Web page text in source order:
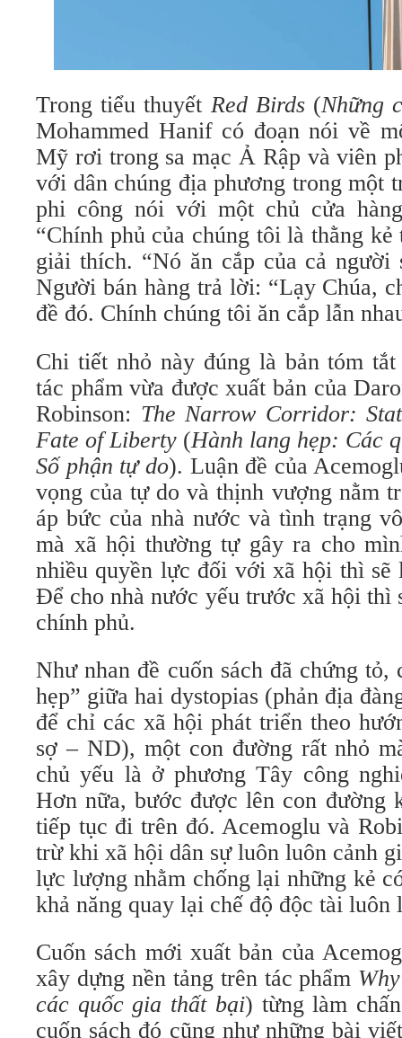
Trong tiểu thuyết Red Birds (Những
Mohammed Hanif có đoạn nói về
Mỹ rơi trong sa mạc Ả Rập và viên
với dân chúng địa phương trong một
phi công nói với một chủ cửa
“Chính phủ của chúng tôi là thằng
giải thích. “Nó ăn cắp của cả người
Người bán hàng trả lời: “Lạy Chúa,
đề đó. Chính chúng tôi ăn cắp lẫn
Chi tiết nhỏ này đúng là bản tóm
tác phẩm vừa được xuất bản của
Robinson: The Narrow Corridor:
Fate of Liberty (Hành lang hẹp: Các
Số phận tự do). Luận đề của
vọng của tự do và thịnh vượng nằm
áp bức của nhà nước và tình trạng
mà xã hội thường tự gây ra cho
nhiều quyền lực đối với xã hội thì sẽ
Để cho nhà nước yếu trước xã hội thì
chính phủ.
Như nhan đề cuốn sách đã chứng tỏ,
hẹp” giữa hai dystopias (phản địa
để chỉ các xã hội phát triển theo
sợ – ND), một con đường rất nhỏ
chủ yếu là ở phương Tây công
Hơn nữa, bước được lên con đường
tiếp tục đi trên đó. Acemoglu và
trừ khi xã hội dân sự luôn luôn cảnh
lực lượng nhằm chống lại những kẻ
khả năng quay lại chế độ độc tài luôn
Cuốn sách mới xuất bản của
xây dựng nền tảng trên tác phẩm
các quốc gia thất bại) từng làm
cuốn sách đó cũng như những bài